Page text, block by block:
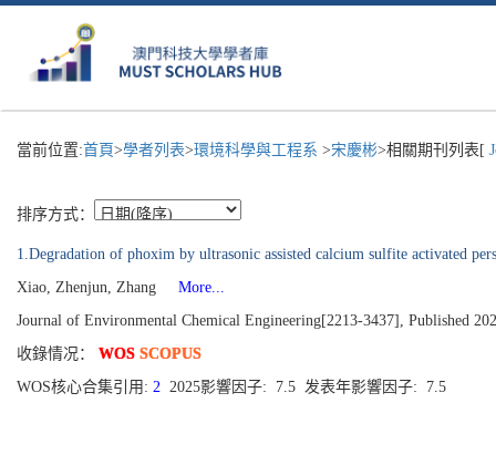
當前位置:首頁>學者列表>環境科學與工程系 >宋慶彬>相關期刊列表[
排序方式：
1.Degradation of phoxim by ultrasonic assisted calcium sulfite activated
Xiao, Zhenjun, Zhang
More...
Journal of Environmental Chemical Engineering[2213-3437], Published
收錄情况： WOS SCOPUS
WOS核心合集引用: 2 2025影響因子: 7.5 发表年影響因子: 7.5